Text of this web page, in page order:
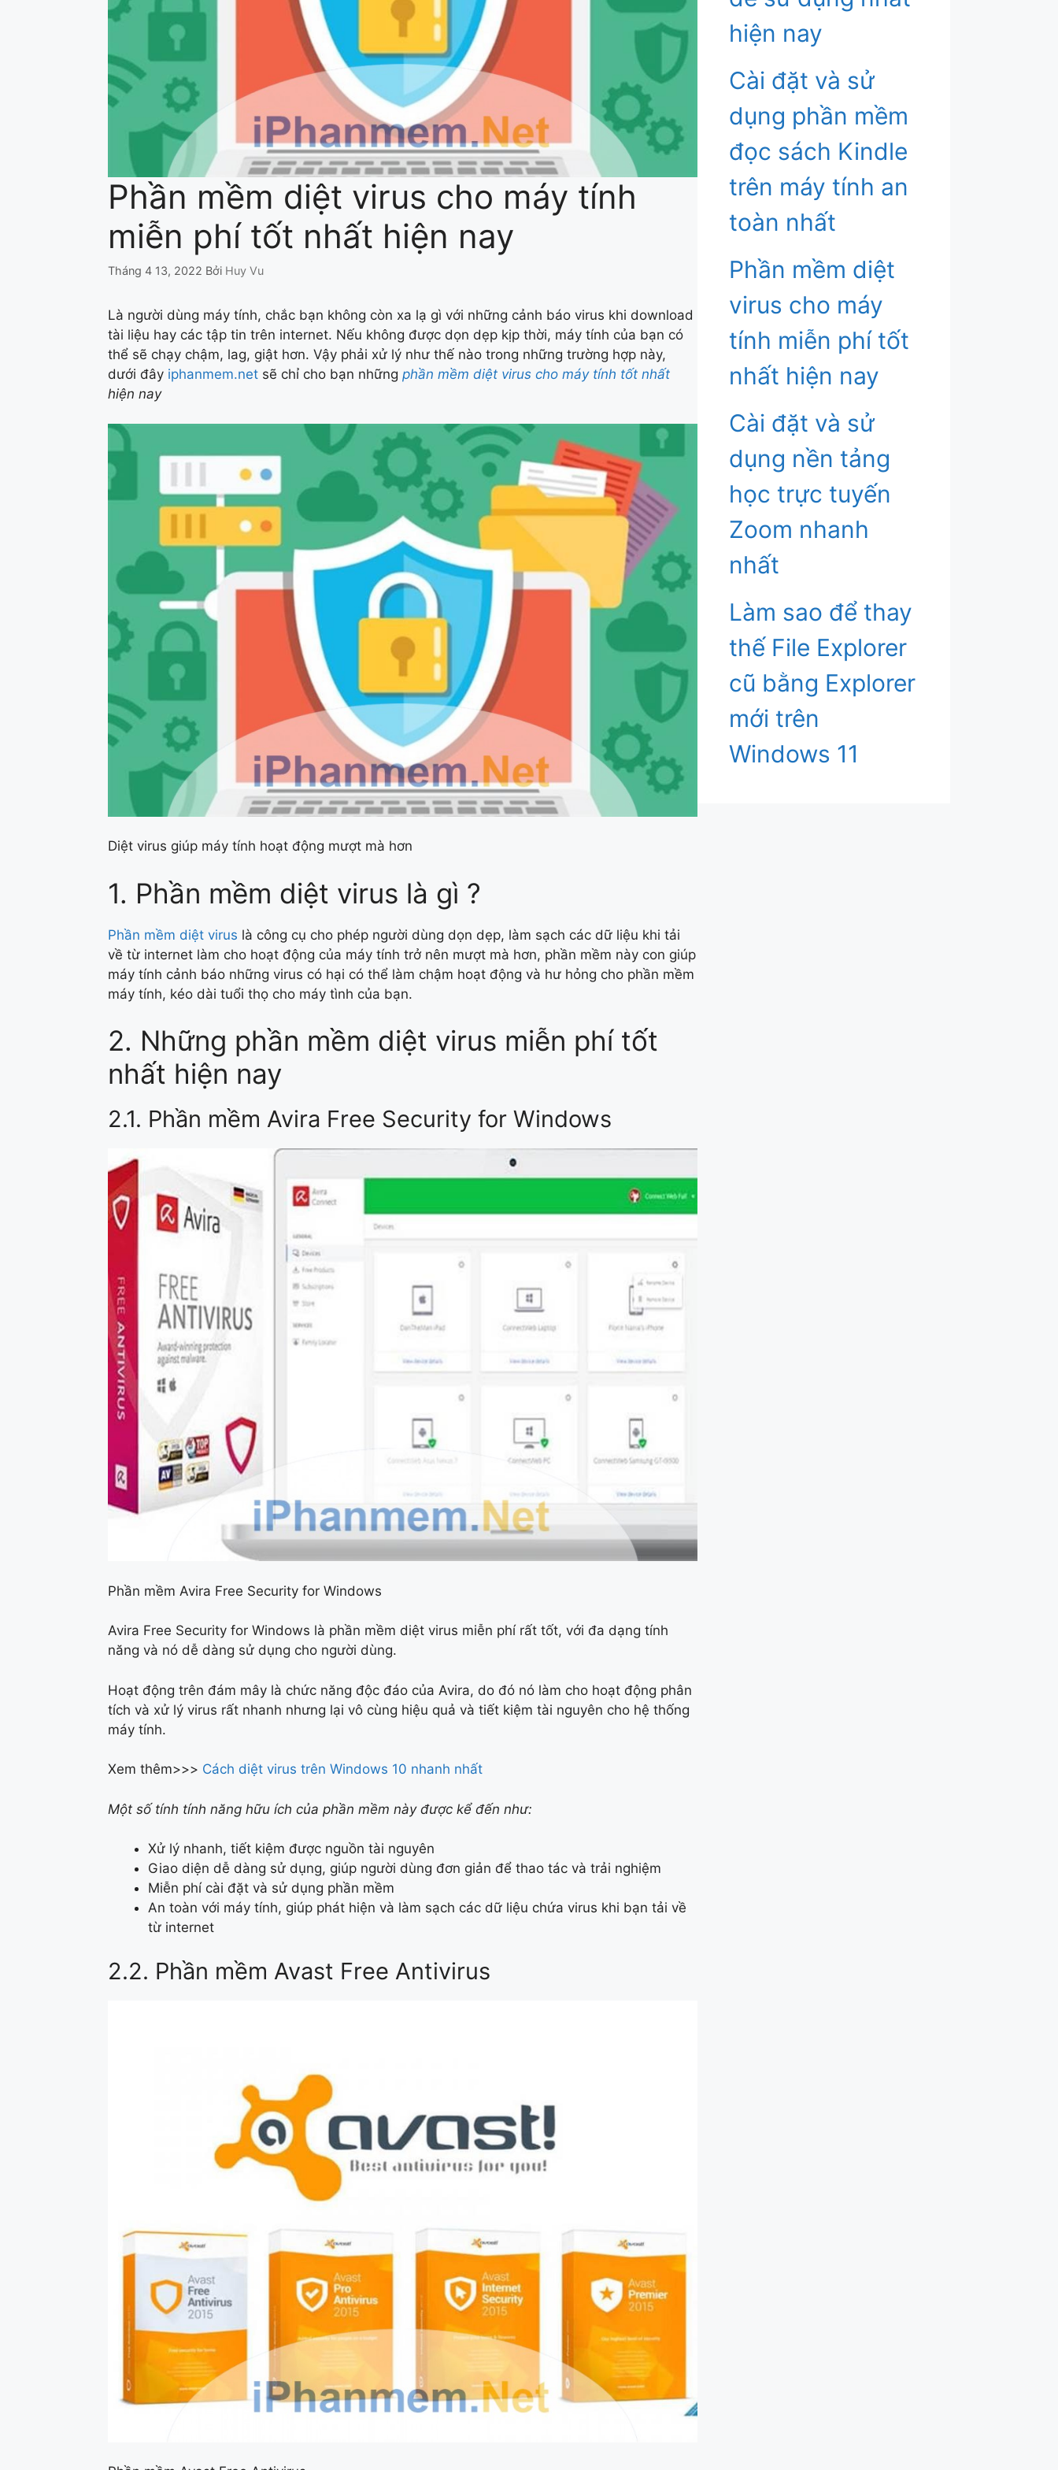
Phần mềm diệt virus cho máy tính
miễn phí tốt nhất hiện nay
Tháng 4 13, 2022 Bởi Huy Vu
Là người dùng máy tính, chắc bạn không còn xa lạ gì với những cảnh báo virus khi download
tài liệu hay các tập tin trên internet. Nếu không được dọn dẹp kịp thời, máy tính của bạn có
thể sẽ chạy chậm, lag, giật hơn. Vậy phải xử lý như thế nào trong những trường hợp này,
dưới đây iphanmem.net sẽ chỉ cho bạn những phần mềm diệt virus cho máy tính tốt nhất
hiện nay
Diệt virus giúp máy tính hoạt động mượt mà hơn
1. Phần mềm diệt virus là gì ?
Phần mềm diệt virus là công cụ cho phép người dùng dọn dẹp, làm sạch các dữ liệu khi tải
về từ internet làm cho hoạt động của máy tính trở nên mượt mà hơn, phần mềm này con giúp
máy tính cảnh báo những virus có hại có thể làm chậm hoạt động và hư hỏng cho phần mềm
máy tính, kéo dài tuổi thọ cho máy tình của bạn.
2. Những phần mềm diệt virus miễn phí tốt
nhất hiện nay
2.1. Phần mềm Avira Free Security for Windows
Phần mềm Avira Free Security for Windows
Avira Free Security for Windows là phần mềm diệt virus miễn phí rất tốt, với đa dạng tính
năng và nó dễ dàng sử dụng cho người dùng.
Hoạt động trên đám mây là chức năng độc đáo của Avira, do đó nó làm cho hoạt động phân
tích và xử lý virus rất nhanh nhưng lại vô cùng hiệu quả và tiết kiệm tài nguyên cho hệ thống
máy tính.
Xem thêm>>> Cách diệt virus trên Windows 10 nhanh nhất
Một số tính tính năng hữu ích của phần mềm này được kể đến như:
Xử lý nhanh, tiết kiệm được nguồn tài nguyên
Giao diện dễ dàng sử dụng, giúp người dùng đơn giản để thao tác và trải nghiệm
Miễn phí cài đặt và sử dụng phần mềm
An toàn với máy tính, giúp phát hiện và làm sạch các dữ liệu chứa virus khi bạn tải về
từ internet
2.2. Phần mềm Avast Free Antivirus
hiện nay
Cài đặt và sử
dụng phần mềm
đọc sách Kindle
trên máy tính an
toàn nhất
Phần mềm diệt
virus cho máy
tính miễn phí tốt
nhất hiện nay
Cài đặt và sử
dụng nền tảng
học trực tuyến
Zoom nhanh
nhất
Làm sao để thay
thế File Explorer
cũ bằng Explorer
mới trên
Windows 11